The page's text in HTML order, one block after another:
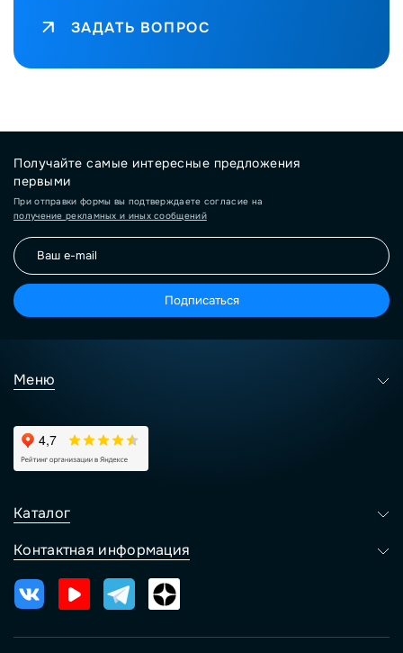
ЗАДАТЬ ВОПРОС
Получайте самые интересные предложения
первыми
При отправки формы вы подтверждаете согласие на
получение рекламных и иных сообщений
Подписаться
Меню
Каталог
Контактная информация